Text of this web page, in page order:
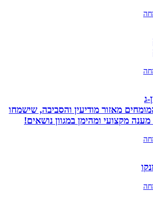
מאזור מודיעין והסביבה, שישמחו
ומהימן במגוון נושאים!